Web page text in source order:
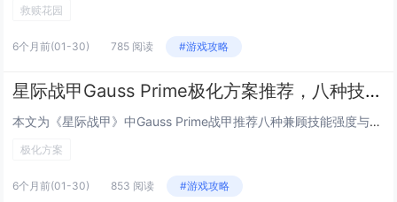
救赎花园
6个月前(01-30) 785 阅读 #游戏攻略
星际战甲Gauss Prime极化方案推荐，八种技能强度与速度兼顾的Forma配置
本文为《星际战甲》中Gauss Prime战甲推荐八种兼顾技能强度与施放速度的极化（Forma）配置方案，针对其四大技能——“超导”“磁暴”“电涌”“闪电奔袭”的协同机制，方案强调在提升技能效率（减少冷却）、强度（增强伤害/效果）与持续时间...
极化方案
6个月前(01-30) 853 阅读 #游戏攻略